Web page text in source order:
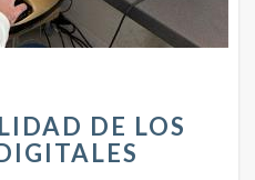
A
A
DE LOS